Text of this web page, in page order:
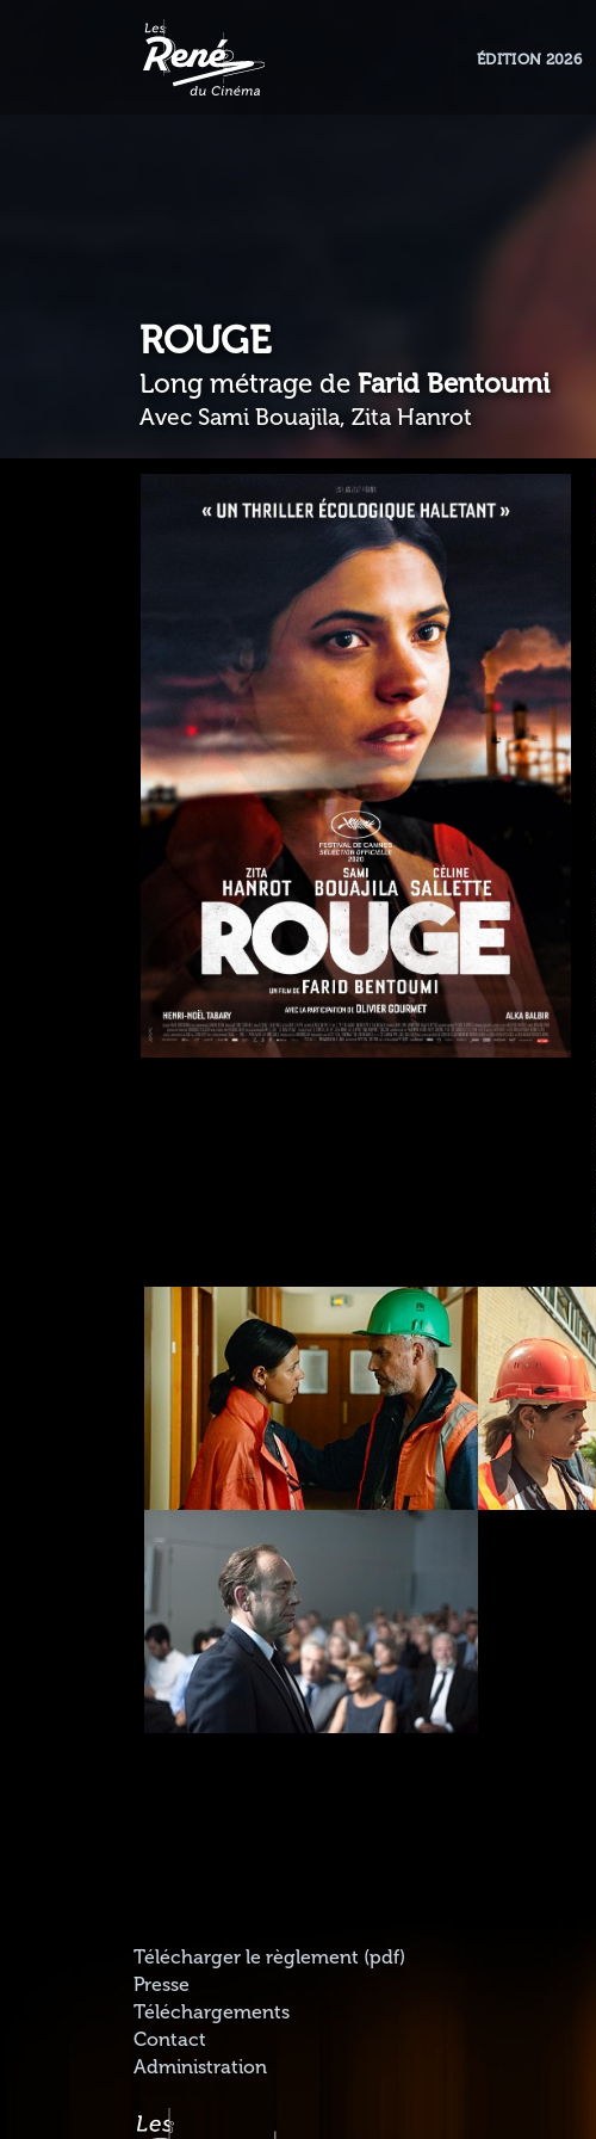
ÉDITION 2026
ROUGE
Long métrage de Farid Bentoumi
Avec Sami Bouajila, Zita Hanrot
Télécharger le règlement (pdf)
Presse
Téléchargements
Contact
Administration